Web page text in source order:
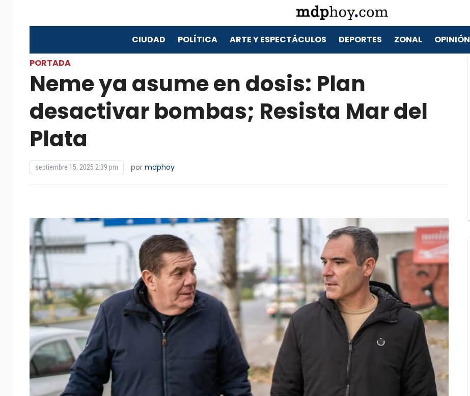
CIUDAD POLÍTICA ARTE Y ESPECTÁCULOS DEPORTES ZONAL OPINIÓN
PORTADA
Neme ya asume en dosis: Plan
desactivar bombas; Resista Mar del
Plata
septiembre 15, 2025 2:39 pm por mdphoy